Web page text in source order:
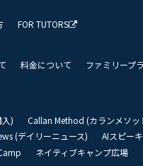
FOR TUTORS
料金について
ファミリープ
)
Callan Method (カランメソッ
(デイリーニュース)
AIスピー
ネイティブキャンプ広場